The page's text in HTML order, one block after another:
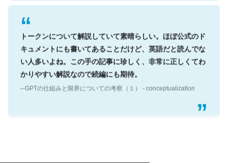
トークンについて解説していて素晴らしい。ほぼ公式のド
キュメントにも書いてあることだけど、英語だと読んでな
い人多いよね。この手の記事に珍しく、非常に正しくてわ
かりやすい解説なので続編にも期待。
─GPTの仕組みと限界についての考察（１） - conceptualization